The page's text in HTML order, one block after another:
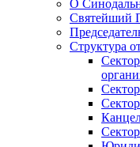
О
Святейший
Структура